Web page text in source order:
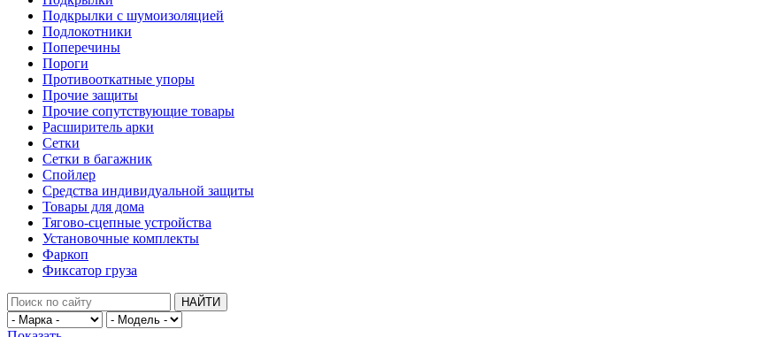
Подкрылки с шумоизоляцией
Подлокотники
Поперечины
Пороги
Противооткатные упоры
Прочие защиты
Прочие сопутствующие товары
Расширитель арки
Сетки
Сетки в багажник
Спойлер
Средства индивидуальной защиты
Товары для дома
Тягово-сцепные устройства
Установочные комплекты
Фаркоп
Фиксатор груза
НАЙТИ